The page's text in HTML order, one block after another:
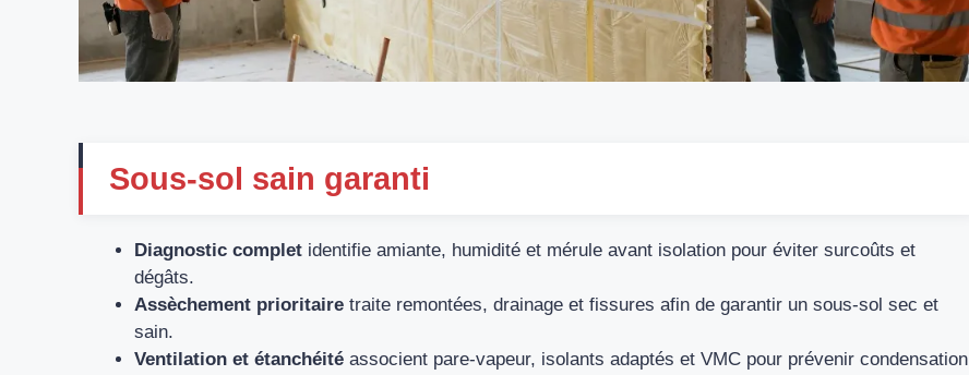
Sous-sol sain garanti
Diagnostic complet identifie amiante, humidité et mérule avant isolation pour éviter surcoûts et
dégâts.
Assèchement prioritaire traite remontées, drainage et fissures afin de garantir un sous-sol sec et
sain.
Ventilation et étanchéité associent pare-vapeur, isolants adaptés et VMC pour prévenir condensation